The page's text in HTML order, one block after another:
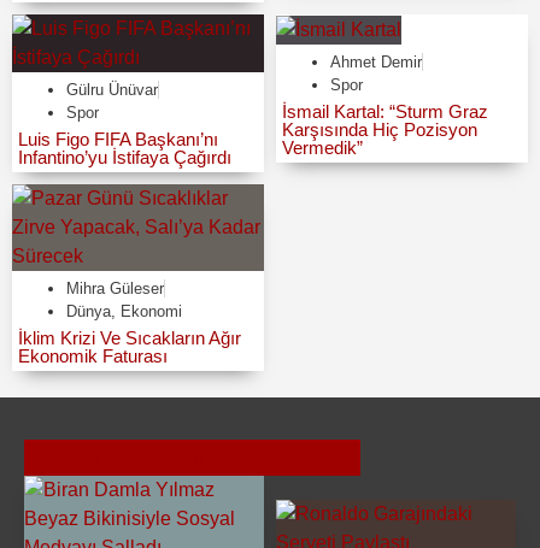
Gülru Ünüvar
Spor
Luis Figo FIFA Başkanı’nı
Infantino’yu İstifaya Çağırdı
Ahmet Demir
Spor
İsmail Kartal: “Sturm Graz
Karşısında Hiç Pozisyon
Vermedik”
Mihra Güleser
Dünya, Ekonomi
İklim Krizi Ve Sıcakların Ağır
Ekonomik Faturası